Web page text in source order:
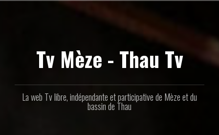
Tv Mèze - Thau Tv
La web Tv libre, indépendante et participative de Mèze et du
bassin de Thau